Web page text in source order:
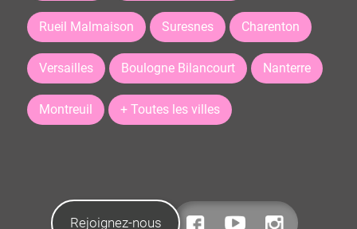
Rueil Malmaison Suresnes Charenton
Versailles Boulogne Bilancourt Nanterre
Montreuil + Toutes les villes
Rejoignez-nous